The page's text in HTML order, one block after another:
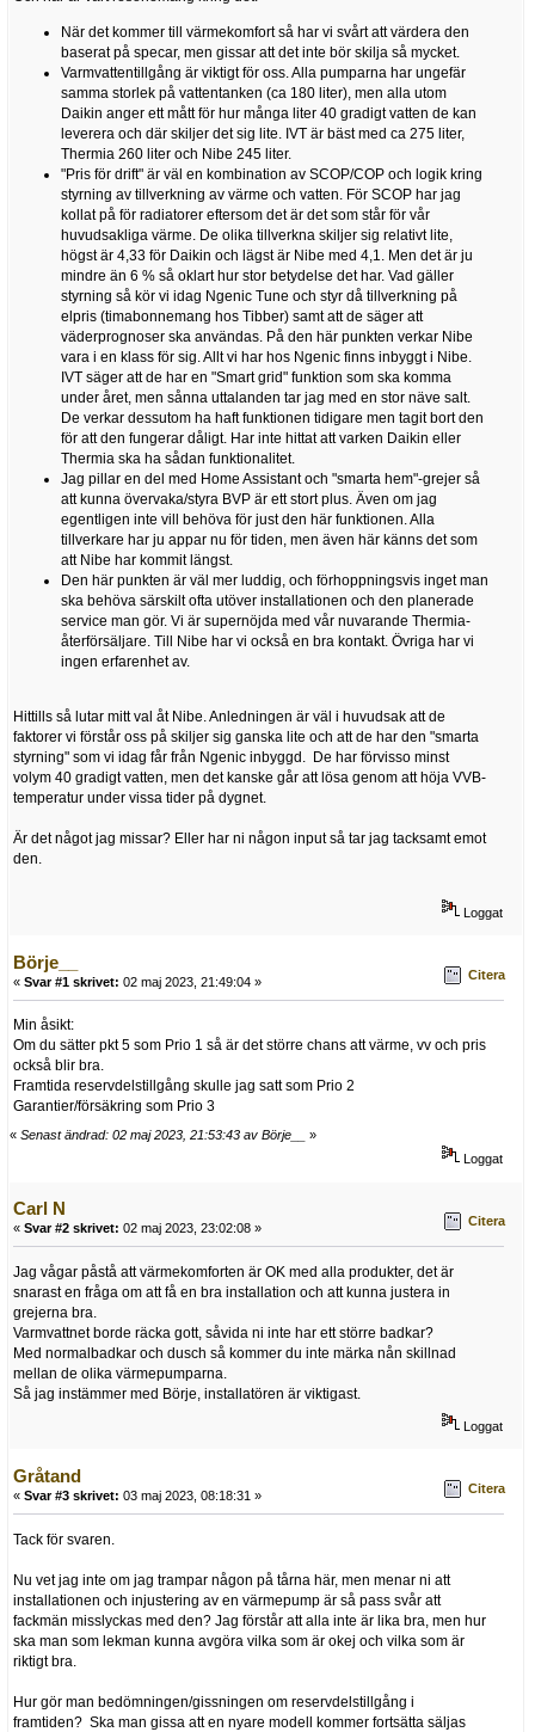
När det kommer till värmekomfort så har vi svårt att värdera den
baserat på specar, men gissar att det inte bör skilja så mycket.
Varmvattentillgång är viktigt för oss. Alla pumparna har ungefär
samma storlek på vattentanken (ca 180 liter), men alla utom
Daikin anger ett mått för hur många liter 40 gradigt vatten de kan
leverera och där skiljer det sig lite. IVT är bäst med ca 275 liter,
Thermia 260 liter och Nibe 245 liter.
"Pris för drift" är väl en kombination av SCOP/COP och logik kring
styrning av tillverkning av värme och vatten. För SCOP har jag
kollat på för radiatorer eftersom det är det som står för vår
huvudsakliga värme. De olika tillverkna skiljer sig relativt lite,
högst är 4,33 för Daikin och lägst är Nibe med 4,1. Men det är ju
mindre än 6 % så oklart hur stor betydelse det har. Vad gäller
styrning så kör vi idag Ngenic Tune och styr då tillverkning på
elpris (timabonnemang hos Tibber) samt att de säger att
väderprognoser ska användas. På den här punkten verkar Nibe
vara i en klass för sig. Allt vi har hos Ngenic finns inbyggt i Nibe.
IVT säger att de har en "Smart grid" funktion som ska komma
under året, men sånna uttalanden tar jag med en stor näve salt.
De verkar dessutom ha haft funktionen tidigare men tagit bort den
för att den fungerar dåligt. Har inte hittat att varken Daikin eller
Thermia ska ha sådan funktionalitet.
Jag pillar en del med Home Assistant och "smarta hem"-grejer så
att kunna övervaka/styra BVP är ett stort plus. Även om jag
egentligen inte vill behöva för just den här funktionen. Alla
tillverkare har ju appar nu för tiden, men även här känns det som
att Nibe har kommit längst.
Den här punkten är väl mer luddig, och förhoppningsvis inget man
ska behöva särskilt ofta utöver installationen och den planerade
service man gör. Vi är supernöjda med vår nuvarande Thermia-
återförsäljare. Till Nibe har vi också en bra kontakt. Övriga har vi
ingen erfarenhet av.
Hittills så lutar mitt val åt Nibe. Anledningen är väl i huvudsak att de
faktorer vi förstår oss på skiljer sig ganska lite och att de har den "smarta
styrning" som vi idag får från Ngenic inbyggd. De har förvisso minst
volym 40 gradigt vatten, men det kanske går att lösa genom att höja VVB-
temperatur under vissa tider på dygnet.
Är det något jag missar? Eller har ni någon input så tar jag tacksamt emot
den.
Loggat
Börje__
« Svar #1 skrivet: 02 maj 2023, 21:49:04 » Citera
Min åsikt:
Om du sätter pkt 5 som Prio 1 så är det större chans att värme, vv och pris
också blir bra.
Framtida reservdelstillgång skulle jag satt som Prio 2
Garantier/försäkring som Prio 3
« Senast ändrad: 02 maj 2023, 21:53:43 av Börje__
»
Loggat
Carl N
« Svar #2 skrivet: 02 maj 2023, 23:02:08 » Citera
Jag vågar påstå att värmekomforten är OK med alla produkter, det är
snarast en fråga om att få en bra installation och att kunna justera in
grejerna bra.
Varmvattnet borde räcka gott, såvida ni inte har ett större badkar?
Med normalbadkar och dusch så kommer du inte märka nån skillnad
mellan de olika värmepumparna.
Så jag instämmer med Börje, installatören är viktigast.
Loggat
Gråtand
« Svar #3 skrivet: 03 maj 2023, 08:18:31 » Citera
Tack för svaren.
Nu vet jag inte om jag trampar någon på tårna här, men menar ni att
installationen och injustering av en värmepump är så pass svår att
fackmän misslyckas med den? Jag förstår att alla inte är lika bra, men hur
ska man som lekman kunna avgöra vilka som är okej och vilka som är
riktigt bra.
Hur gör man bedömningen/gissningen om reservdelstillgång i
framtiden? Ska man gissa att en nyare modell kommer fortsätta säljas